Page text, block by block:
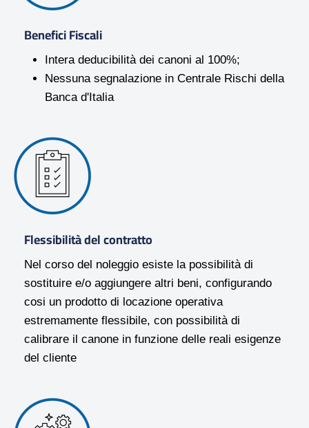
Benefici Fiscali
Intera deducibilità dei canoni al 100%;
Nessuna segnalazione in Centrale Rischi della
Banca d'Italia
Flessibilità del contratto
Nel corso del noleggio esiste la possibilità di
sostituire e/o aggiungere altri beni, configurando
cosi un prodotto di locazione operativa
estremamente flessibile, con possibilità di
calibrare il canone in funzione delle reali esigenze
del cliente